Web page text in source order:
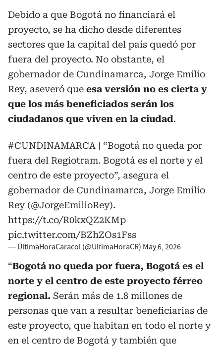
Debido a que Bogotá no financiará el
proyecto, se ha dicho desde diferentes
sectores que la capital del país quedó por
fuera del proyecto. No obstante, el
gobernador de Cundinamarca, Jorge Emilio
Rey, aseveró que esa versión no es cierta y
que los más beneficiados serán los
ciudadanos que viven en la ciudad.
#CUNDINAMARCA | “Bogotá no queda por
fuera del Regiotram. Bogotá es el norte y el
centro de este proyecto”, asegura el
gobernador de Cundinamarca, Jorge Emilio
Rey (@JorgeEmilioRey).
https://t.co/R0kxQZ2KMp
pic.twitter.com/BZhZOs1Fss
— ÚltimaHoraCaracol (@UltimaHoraCR) May 6, 2026
“Bogotá no queda por fuera, Bogotá es el
norte y el centro de este proyecto férreo
regional. Serán más de 1.8 millones de
personas que van a resultar beneficiarias de
este proyecto, que habitan en todo el norte y
en el centro de Bogotá y también que